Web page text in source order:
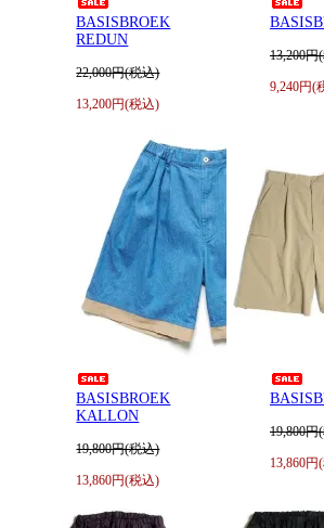
BASISBROEK
REDUN
22,000円(税込)
13,200円(税込)
13,200円
9,240円(
BASISBROEK
KALLON
19,800円(税込)
13,860円(税込)
19,800円
13,860円